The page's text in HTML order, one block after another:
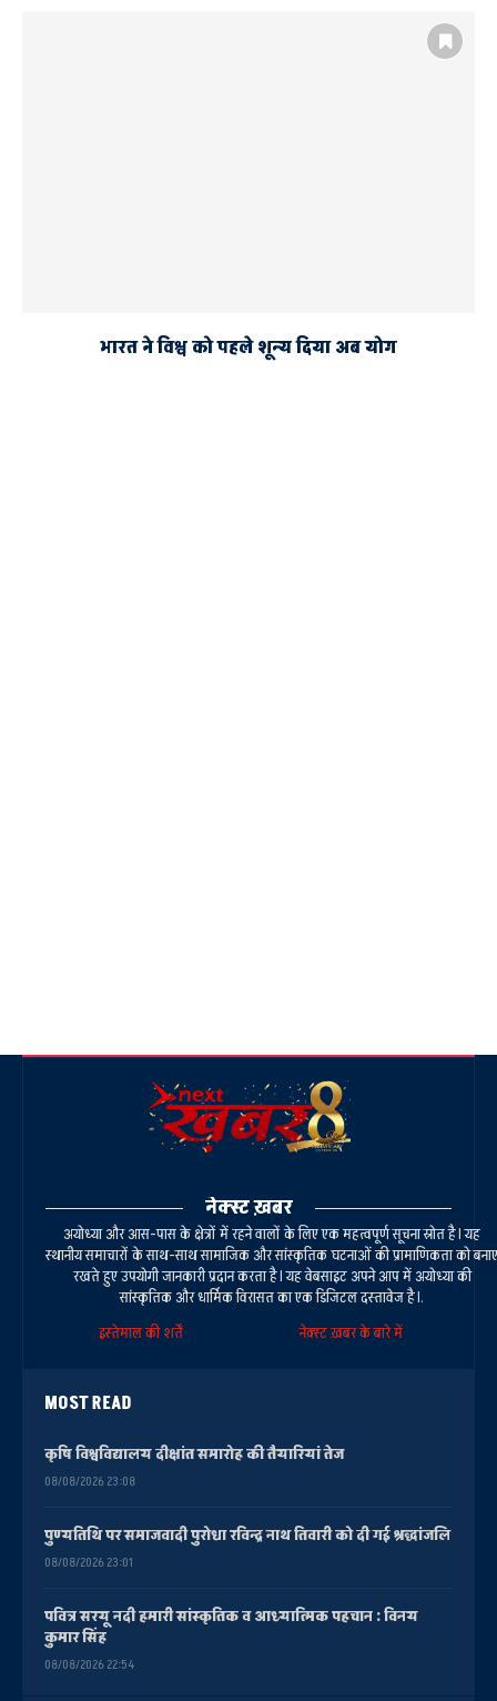
भारत ने विश्व को पहले शून्य दिया अब योग
नेक्स्ट ख़बर
अयोध्या और आस-पास के क्षेत्रों में रहने वालों के लिए एक महत्वपूर्ण सूचना स्रोत है। यह
स्थानीय समाचारों के साथ-साथ सामाजिक और सांस्कृतिक घटनाओं की प्रामाणिकता को बनाए
रखते हुए उपयोगी जानकारी प्रदान करता है। यह वेबसाइट अपने आप में अयोध्या की
सांस्कृतिक और धार्मिक विरासत का एक डिजिटल दस्तावेज है।.
इस्तेमाल की शर्तें
नेक्स्ट ख़बर के बारे में
MOST READ
कृषि विश्वविद्यालय दीक्षांत समारोह की तैयारियां तेज
08/08/2026 23:08
पुण्यतिथि पर समाजवादी पुरोधा रविन्द्र नाथ तिवारी को दी गई श्रद्धांजलि
08/08/2026 23:01
पवित्र सरयू नदी हमारी सांस्कृतिक व आध्यात्मिक पहचान : विनय
कुमार सिंह
08/08/2026 22:54